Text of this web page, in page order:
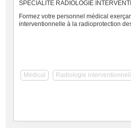
SPÉCIALITÉ RADIOLOGIE
Formez votre personnel médical
interventionnelle à la radioprotection
Médical Radiologie